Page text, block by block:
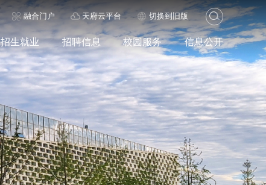
融合门户 天府云平台 切换到旧版
招生就业 招聘信息 校园服务 信息公开